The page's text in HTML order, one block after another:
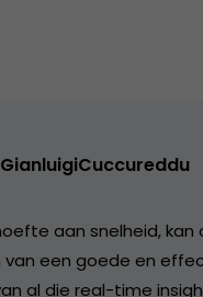
GianluigiCuccureddu
aan snelheid, kan
van een goede en
al die real-time